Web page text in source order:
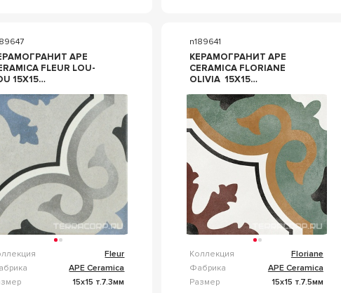
APE
FLEUR LOU-
15X15
Fleur
APE Ceramica
15x15 т.7.3мм
n189641
КЕРАМОГРАНИТ APE
CERAMICA FLORIANE
OLIVIA 15Х15
Коллекция
Floriane
Фабрика
APE Ceramica
Размер
15x15 т.7.5мм